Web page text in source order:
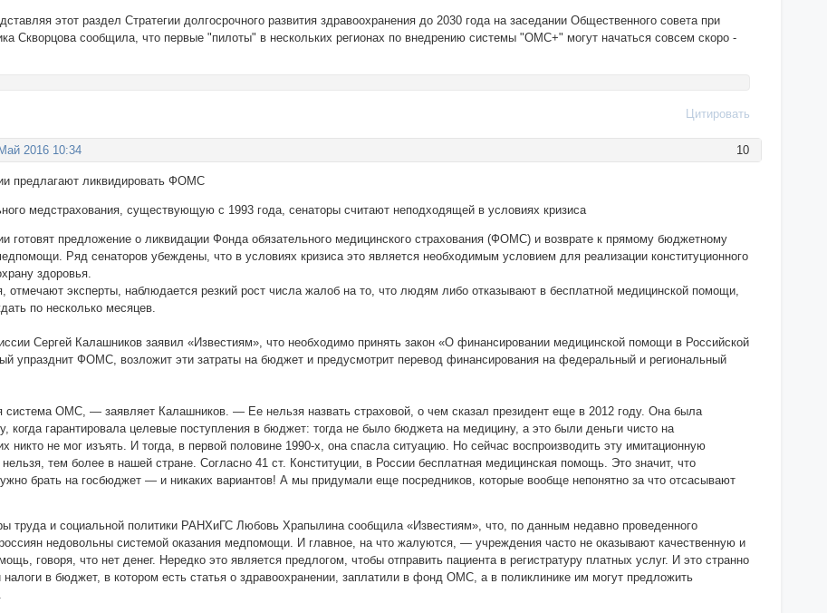
этот раздел Стратегии долгосрочного развития здравоохранения до 2030 года на заседании Общественного совета при
Скворцова сообщила, что первые "пилоты" в нескольких регионах по внедрению системы "ОМС+" могут начаться совсем скоро -
Цитировать
10
2016 10:34
предлагают ликвидировать ФОМС
медстрахования, существующую с 1993 года, сенаторы считают неподходящей в условиях кризиса
готовят предложение о ликвидации Фонда обязательного медицинского страхования (ФОМС) и возврате к прямому бюджетному
Ряд сенаторов убеждены, что в условиях кризиса это является необходимым условием для реализации конституционного
здоровья.
отмечают эксперты, наблюдается резкий рост числа жалоб на то, что людям либо отказывают в бесплатной медицинской помощи,
по несколько месяцев.
Сергей Калашников заявил «Известиям», что необходимо принять закон «О финансировании медицинской помощи в Российской
упразднит ФОМС, возложит эти затраты на бюджет и предусмотрит перевод финансирования на федеральный и региональный
ОМС, — заявляет Калашников. — Ее нельзя назвать страховой, о чем сказал президент еще в 2012 году. Она была
когда гарантировала целевые поступления в бюджет: тогда не было бюджета на медицину, а это были деньги чисто на
никто не мог изъять. И тогда, в первой половине 1990-х, она спасла ситуацию. Но сейчас воспроизводить эту имитационную
тем более в нашей стране. Согласно 41 ст. Конституции, в России бесплатная медицинская помощь. Это значит, что
брать на госбюджет — и никаких вариантов! А мы придумали еще посредников, которые вообще непонятно за что отсасывают
труда и социальной политики РАНХиГС Любовь Храпылина сообщила «Известиям», что, по данным недавно проведенного
недовольны системой оказания медпомощи. И главное, на что жалуются, — учреждения часто не оказывают качественную и
говоря, что нет денег. Нередко это является предлогом, чтобы отправить пациента в регистратуру платных услуг. И это странно
в бюджет, в котором есть статья о здравоохранении, заплатили в фонд ОМС, а в поликлинике им могут предложить